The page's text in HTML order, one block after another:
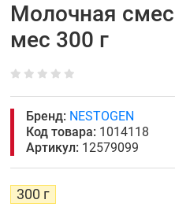
Молочная
мес 300 г
Бренд: NESTOGEN
Код товара: 1014118
Артикул: 12579099
300 г